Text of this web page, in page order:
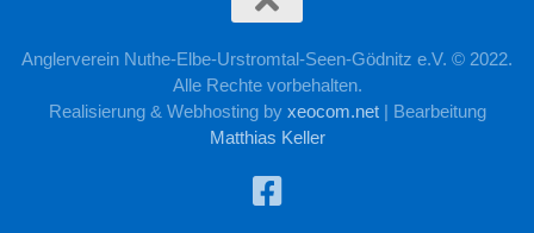
Anglerverein Nuthe-Elbe-Urstromtal-Seen-Gödnitz e.V. © 2022.
Alle Rechte vorbehalten.
Realisierung & Webhosting by xeocom.net | Bearbeitung
Matthias Keller